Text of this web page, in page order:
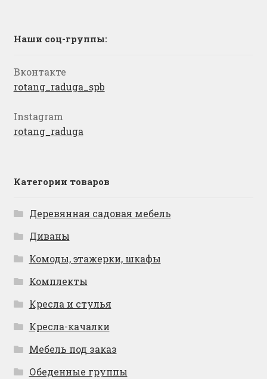
Наши соц-группы:
Вконтакте
rotang_raduga_spb
Instagram
rotang_raduga
Категории товаров
Деревянная садовая мебель
Диваны
Комоды, этажерки, шкафы
Комплекты
Кресла и стулья
Кресла-качалки
Мебель под заказ
Обеденные группы